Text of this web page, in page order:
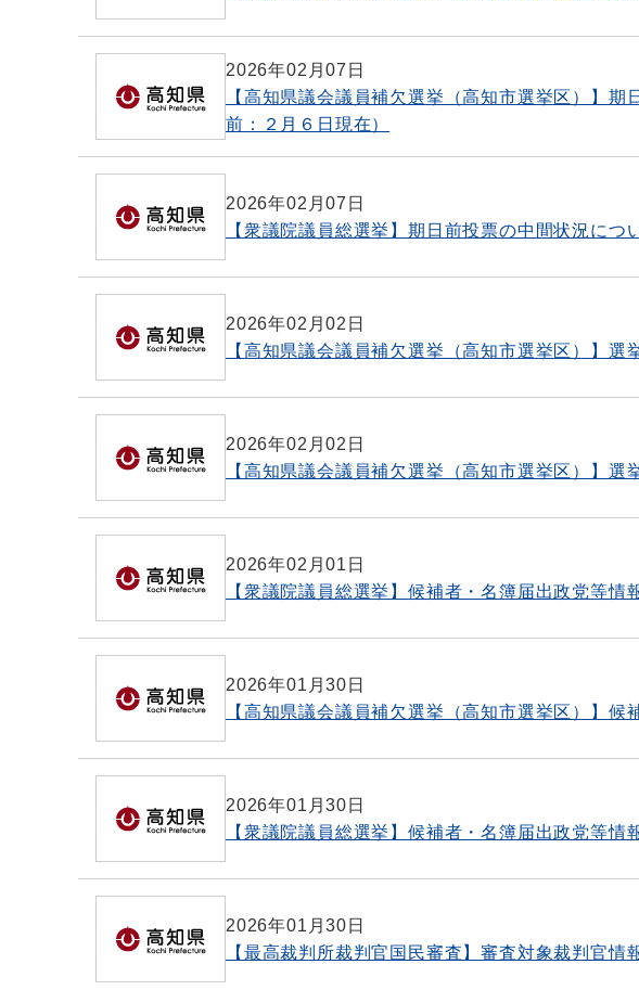
2026年02月07日
【高知県議会議員補欠選挙（高知市選挙区）】
前：２月６日現在）
2026年02月07日
【衆議院議員総選挙】期日前投票の中間状況につ
2026年02月02日
【高知県議会議員補欠選挙（高知市選挙区）】選
2026年02月02日
【高知県議会議員補欠選挙（高知市選挙区）】選
2026年02月01日
【衆議院議員総選挙】候補者・名簿届出政党等
2026年01月30日
【高知県議会議員補欠選挙（高知市選挙区）】候
2026年01月30日
【衆議院議員総選挙】候補者・名簿届出政党等情
2026年01月30日
【最高裁判所裁判官国民審査】審査対象裁判官情